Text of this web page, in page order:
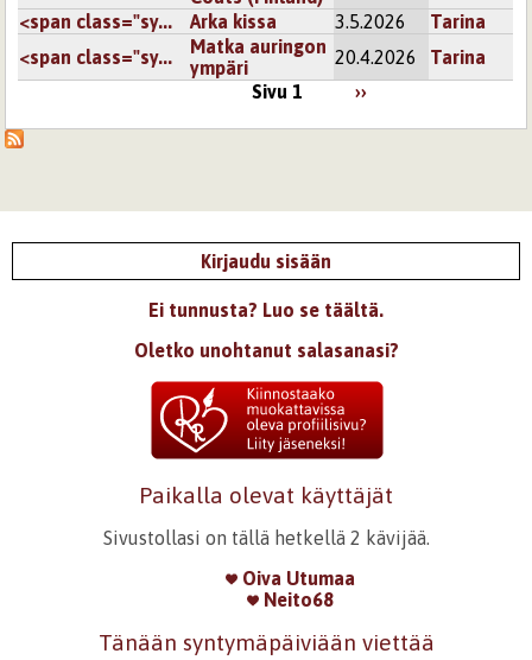
<span class="sy... Arka kissa 3.5.2026
Tarina
<span class="sy...
Matka auringon
ympäri
20.4.2026
Tarina
Sivu 1
››
Kirjaudu sisään
Ei tunnusta? Luo se täältä.
Oletko unohtanut salasanasi?
Paikalla olevat käyttäjät
Sivustollasi on tällä hetkellä 2 kävijää.
Oiva Utumaa
Neito68
Tänään syntymäpäiviään viettää